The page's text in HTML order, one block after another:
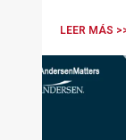
codirigirá
UK.
LEER MÁS